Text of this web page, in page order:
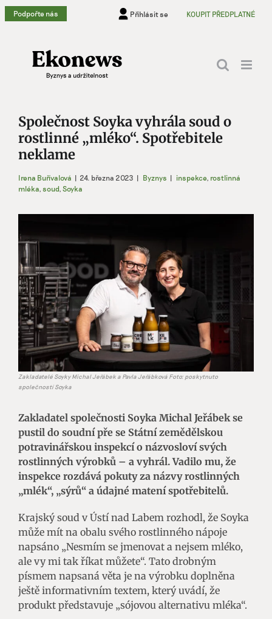
Přeskočit
na
Podpořte nás Přihlásit se KOUPIT PŘEDPLATNÉ
Společnost Soyka vyhrála soud o
rostlinné „mléko“. Spotřebitele
neklame
Irena Buřívalová | 24. března 2023 | Byznys | inspekce, rostlinná
mléka, soud, Soyka
větší
obrázek
Zakladatelé Soyky Michal Jeřábek a Pavla Jeřábková Foto: poskytnuto
společností Soyka
Zakladatel společnosti Soyka Michal Jeřábek se
pustil do soudní pře se Státní zemědělskou
potravinářskou inspekcí o názvosloví svých
rostlinných výrobků – a vyhrál. Vadilo mu, že
inspekce rozdává pokuty za názvy rostlinných
„mlék“, „sýrů“ a údajné matení spotřebitelů.
Krajský soud v Ústí nad Labem rozhodl, že Soyka
může mít na obalu svého rostlinného nápoje
napsáno „Nesmím se jmenovat a nejsem mléko,
ale vy mi tak říkat můžete“. Tato drobným
písmem napsaná věta je na výrobku doplněna
ještě informativním textem, který uvádí, že
produkt představuje „sójovou alternativu mléka“.